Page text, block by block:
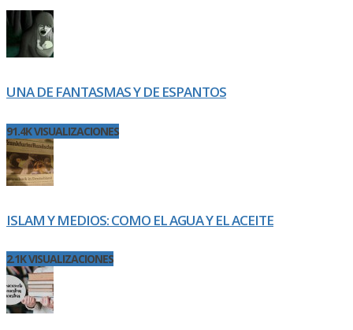
UNA DE FANTASMAS Y DE ESPANTOS
91.4K VISUALIZACIONES
ISLAM Y MEDIOS: COMO EL AGUA Y EL ACEITE
2.1K VISUALIZACIONES